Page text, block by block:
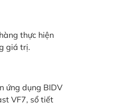
thực hiện
giá trị.
ứng dụng BIDV
VF7, sổ tiết